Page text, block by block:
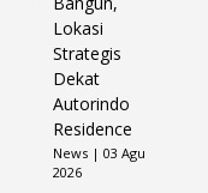
Lokasi
Strategis
Dekat
Autorindo
Residence
News | 03 Agu
2026